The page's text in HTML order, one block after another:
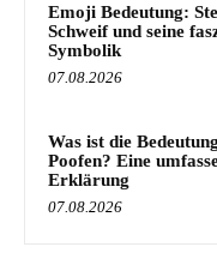
Emoji Bedeutung:
Schweif und seine
Symbolik
07.08.2026
Was ist die
Poofen? Eine
Erklärung
07.08.2026